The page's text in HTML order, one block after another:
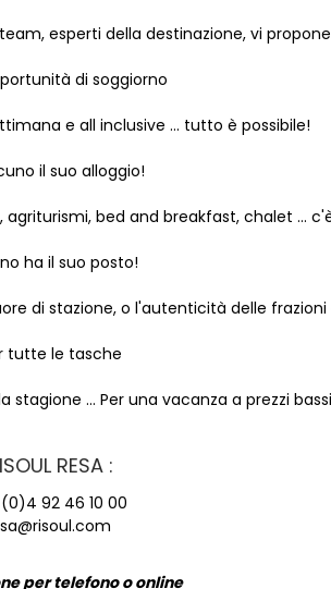
esperti della destinazione, vi
di soggiorno
e all inclusive ... tutto è possibile!
il suo alloggio!
bed and breakfast, chalet ...
ha il suo posto!
di stazione, o l'autenticità delle frazioni
tutte le tasche
... Per una vacanza a prezzi
RESA :
92 46 10 00
per telefono o online